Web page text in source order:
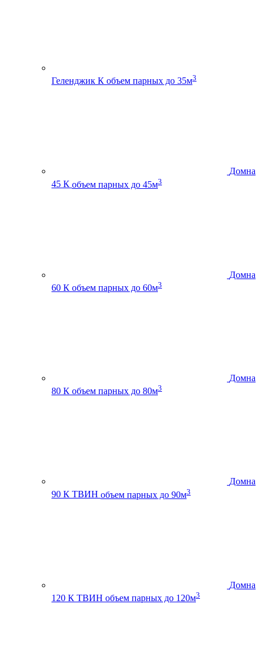
Геленджик К объем парных до 35м3
Домна
45 К объем парных до 45м3
Домна
60 К объем парных до 60м3
Домна
80 К объем парных до 80м3
Домна
90 К ТВИН объем парных до 90м3
Домна
120 К ТВИН объем парных до 120м3